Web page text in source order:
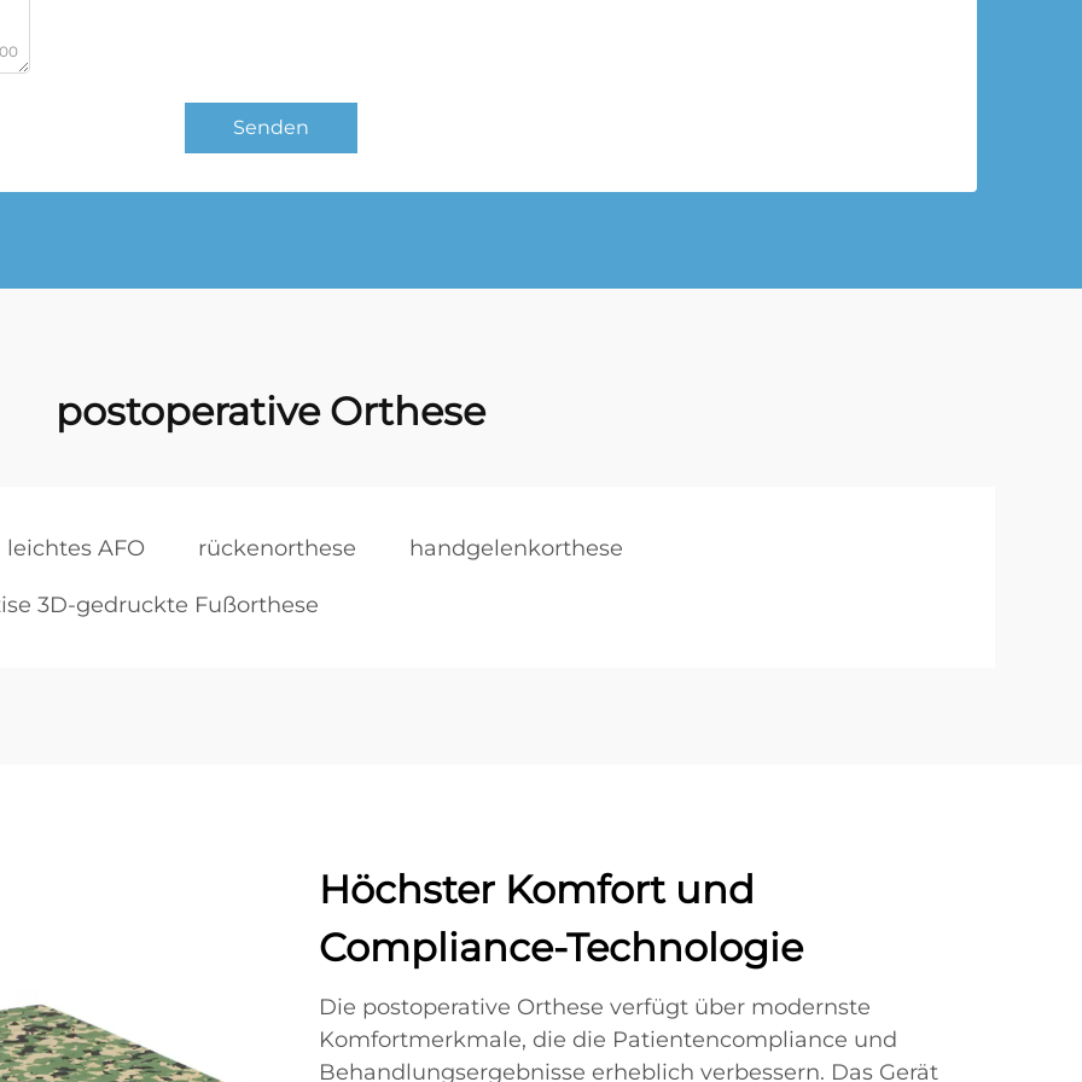
Senden
postoperative Orthese
leichtes AFO rückenorthese handgelenkorthese
3D-gedruckte Fußorthese
Höchster Komfort und
Compliance-Technologie
Die postoperative Orthese verfügt über modernste
Komfortmerkmale, die die Patientencompliance und
Behandlungsergebnisse erheblich verbessern. Das Gerät